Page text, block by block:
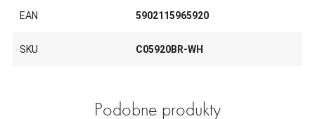
EAN 5902115965920
SKU C05920BR-WH
Podobne produkty